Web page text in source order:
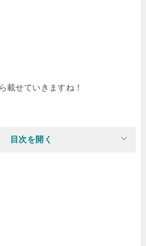
載せていきますね！
目次を開く